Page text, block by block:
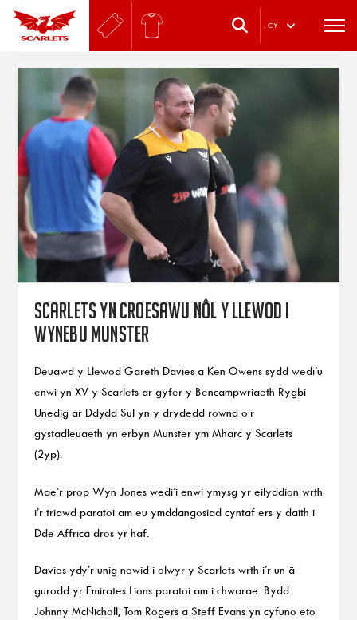
. CY
Scarlets yn croesawu nôl y Llewod i
wynebu Munster
Deuawd y Llewod Gareth Davies a Ken Owens sydd wedi’u
enwi yn XV y Scarlets ar gyfer y Bencampwriaeth Rygbi
Unedig ar Ddydd Sul yn y drydedd rownd o’r
gystadleuaeth yn erbyn Munster ym Mharc y Scarlets
(2yp).
Mae’r prop Wyn Jones wedi’i enwi ymysg yr eilyddion wrth
i’r triawd paratoi am eu ymddangosiad cyntaf ers y daith i
Dde Affrica dros yr haf.
Davies ydy’r unig newid i olwyr y Scarlets wrth i’r un â
gurodd yr Emirates Lions paratoi am i chwarae. Bydd
Johnny McNicholl, Tom Rogers a Steff Evans yn cyfuno eto